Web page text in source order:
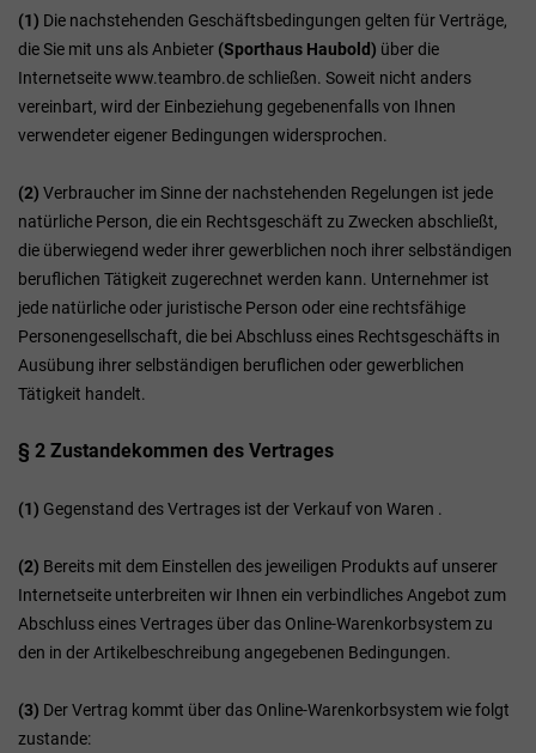
(1) Die nachstehenden Geschäftsbedingungen gelten für Verträge,
die Sie mit uns als Anbieter (Sporthaus Haubold) über die
Internetseite www.teambro.de schließen. Soweit nicht anders
vereinbart, wird der Einbeziehung gegebenenfalls von Ihnen
verwendeter eigener Bedingungen widersprochen.
(2) Verbraucher im Sinne der nachstehenden Regelungen ist jede
natürliche Person, die ein Rechtsgeschäft zu Zwecken abschließt,
die überwiegend weder ihrer gewerblichen noch ihrer selbständigen
beruflichen Tätigkeit zugerechnet werden kann. Unternehmer ist
jede natürliche oder juristische Person oder eine rechtsfähige
Personengesellschaft, die bei Abschluss eines Rechtsgeschäfts in
Ausübung ihrer selbständigen beruflichen oder gewerblichen
Tätigkeit handelt.
§ 2 Zustandekommen des Vertrages
(1) Gegenstand des Vertrages ist der Verkauf von Waren .
(2) Bereits mit dem Einstellen des jeweiligen Produkts auf unserer
Internetseite unterbreiten wir Ihnen ein verbindliches Angebot zum
Abschluss eines Vertrages über das Online-Warenkorbsystem zu
den in der Artikelbeschreibung angegebenen Bedingungen.
(3) Der Vertrag kommt über das Online-Warenkorbsystem wie folgt
zustande: